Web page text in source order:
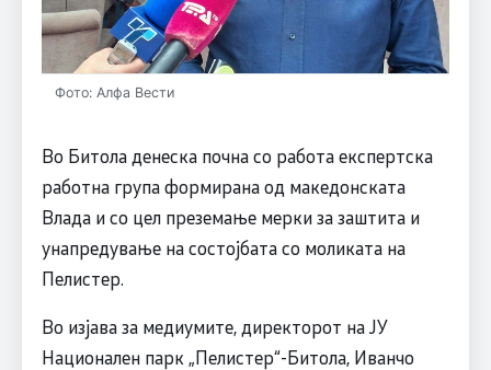
Фото: Алфа Вести
Во Битола денеска почна со работа експертска
работна група формирана од македонската
Влада и со цел преземање мерки за заштита и
унапредување на состојбата со моликата на
Пелистер.
Во изјава за медиумите, директорот на ЈУ
Национален парк „Пелистер“-Битола, Иванчо